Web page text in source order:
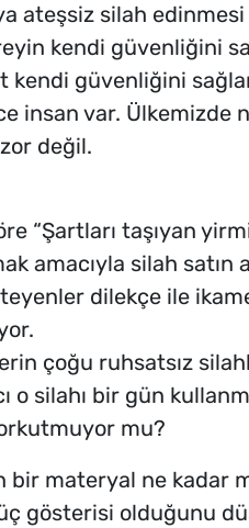
ateşsiz silah edinmesi
kendi güvenliğini
kendi güvenliğini
insan var. Ülkemizde
değil.
“Şartları taşıyan
amacıyla silah satın
dilekçe ile
çoğu ruhsatsız
o silahı bir gün
mu?
bir materyal ne kadar
gösterisi olduğunu